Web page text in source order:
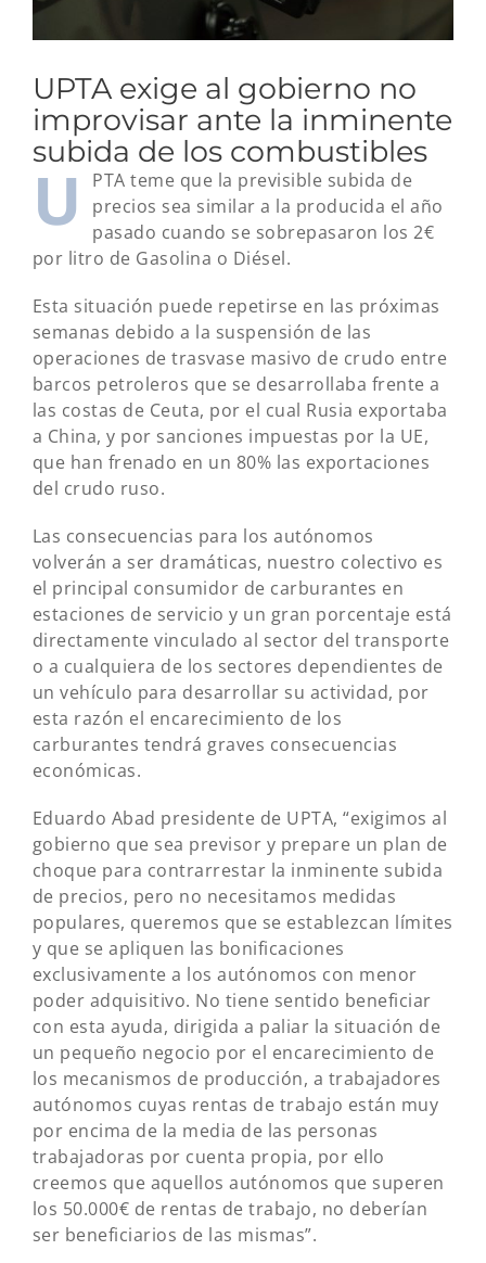
UPTA exige al gobierno no
improvisar ante la inminente
subida de los combustibles
U
PTA teme que la previsible subida de
precios sea similar a la producida el año
pasado cuando se sobrepasaron los 2€
por litro de Gasolina o Diésel.
Esta situación puede repetirse en las próximas
semanas debido a la suspensión de las
operaciones de trasvase masivo de crudo entre
barcos petroleros que se desarrollaba frente a
las costas de Ceuta, por el cual Rusia exportaba
a China, y por sanciones impuestas por la UE,
que han frenado en un 80% las exportaciones
del crudo ruso.
Las consecuencias para los autónomos
volverán a ser dramáticas, nuestro colectivo es
el principal consumidor de carburantes en
estaciones de servicio y un gran porcentaje está
directamente vinculado al sector del transporte
o a cualquiera de los sectores dependientes de
un vehículo para desarrollar su actividad, por
esta razón el encarecimiento de los
carburantes tendrá graves consecuencias
económicas.
Eduardo Abad presidente de UPTA, “exigimos al
gobierno que sea previsor y prepare un plan de
choque para contrarrestar la inminente subida
de precios, pero no necesitamos medidas
populares, queremos que se establezcan límites
y que se apliquen las bonificaciones
exclusivamente a los autónomos con menor
poder adquisitivo. No tiene sentido beneficiar
con esta ayuda, dirigida a paliar la situación de
un pequeño negocio por el encarecimiento de
los mecanismos de producción, a trabajadores
autónomos cuyas rentas de trabajo están muy
por encima de la media de las personas
trabajadoras por cuenta propia, por ello
creemos que aquellos autónomos que superen
los 50.000€ de rentas de trabajo, no deberían
ser beneficiarios de las mismas”.